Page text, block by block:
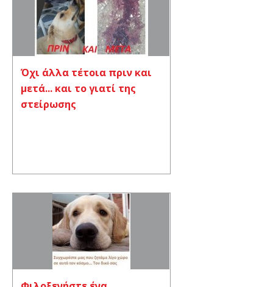
Όχι άλλα τέτοια πριν και
μετά... και το γιατί της
στείρωσης